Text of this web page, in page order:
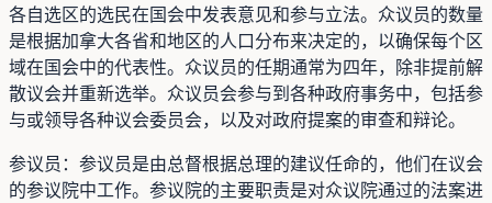
各自选区的选民在国会中发表意见和参与立法。众议员的数量
是根据加拿大各省和地区的人口分布来决定的，以确保每个区
域在国会中的代表性。众议员的任期通常为四年，除非提前解
散议会并重新选举。众议员会参与到各种政府事务中，包括参
与或领导各种议会委员会，以及对政府提案的审查和辩论。
参议员：参议员是由总督根据总理的建议任命的，他们在议会
的参议院中工作。参议院的主要职责是对众议院通过的法案进